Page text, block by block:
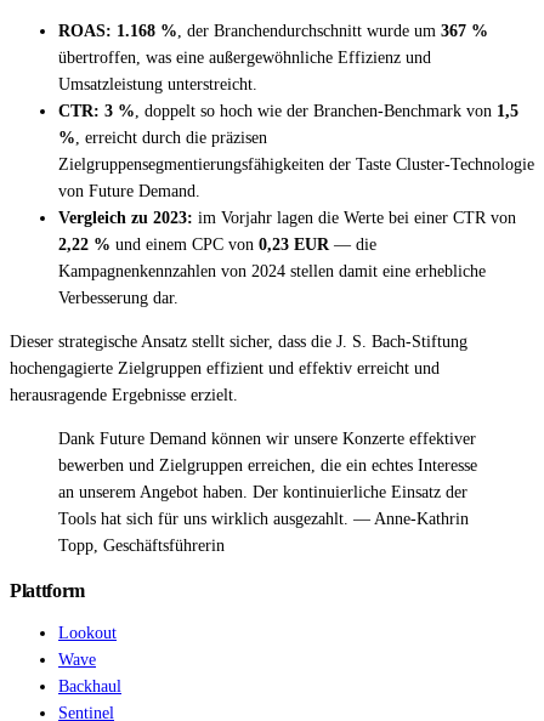
ROAS: 1.168 %, der Branchendurchschnitt wurde um 367 %
übertroffen, was eine außergewöhnliche Effizienz und
Umsatzleistung unterstreicht.
CTR: 3 %, doppelt so hoch wie der Branchen-Benchmark von 1,5
%, erreicht durch die präzisen
Zielgruppensegmentierungsfähigkeiten der Taste Cluster-Technologie
von Future Demand.
Vergleich zu 2023: im Vorjahr lagen die Werte bei einer CTR von
2,22 % und einem CPC von 0,23 EUR— die
Kampagnenkennzahlen von 2024 stellen damit eine erhebliche
Verbesserung dar.
Dieser strategische Ansatz stellt sicher, dass die J. S. Bach-Stiftung
hochengagierte Zielgruppen effizient und effektiv erreicht und
herausragende Ergebnisse erzielt.
Dank Future Demand können wir unsere Konzerte effektiver
bewerben und Zielgruppen erreichen, die ein echtes Interesse
an unserem Angebot haben. Der kontinuierliche Einsatz der
Tools hat sich für uns wirklich ausgezahlt. — Anne-Kathrin
Topp, Geschäftsführerin
Plattform
Lookout
Wave
Backhaul
Sentinel